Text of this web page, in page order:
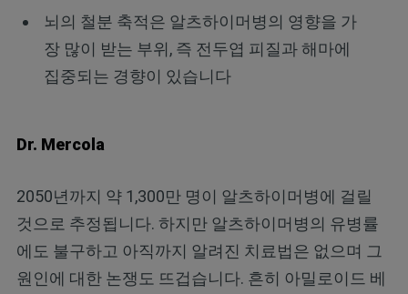
뇌의 철분 축적은 알츠하이머병의 영향을 가
장 많이 받는 부위, 즉 전두엽 피질과 해마에
집중되는 경향이 있습니다
Dr. Mercola
2050년까지 약 1,300만 명이 알츠하이머병에 걸릴
것으로 추정됩니다. 하지만 알츠하이머병의 유병률
에도 불구하고 아직까지 알려진 치료법은 없으며 그
원인에 대한 논쟁도 뜨겁습니다. 흔히 아밀로이드 베